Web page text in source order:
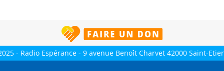
- Radio Espérance - 9 avenue Benoît Charvet 42000 Saint-